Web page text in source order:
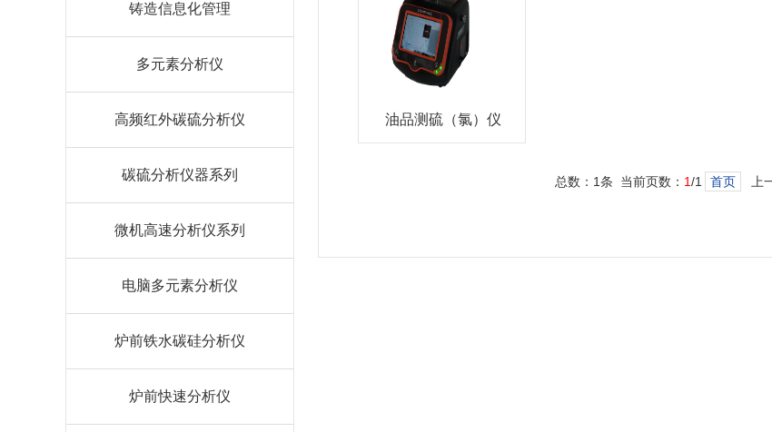
铸造信息化管理
多元素分析仪
高频红外碳硫分析仪
碳硫分析仪器系列
微机高速分析仪系列
电脑多元素分析仪
炉前铁水碳硅分析仪
炉前快速分析仪
油品测硫（氯）仪
总数：1条 当前页数： 1/1 首页 上